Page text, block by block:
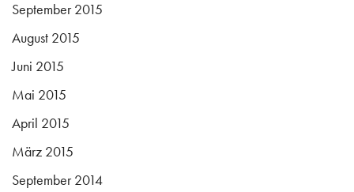
September 2015
August 2015
Juni 2015
Mai 2015
April 2015
März 2015
September 2014